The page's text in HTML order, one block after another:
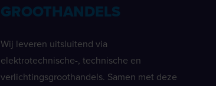
GROOTHANDELS
Wij leveren uitsluitend via
elektrotechnische-, technische en
verlichtingsgroothandels. Samen met deze